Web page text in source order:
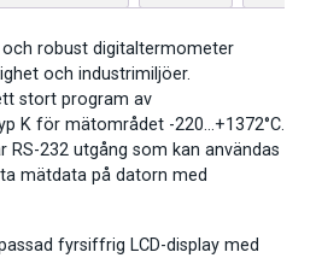
och robust digitaltermometer
och industrimiljöer.
stort program av
K för mätområdet -220…+1372°C.
RS-232 utgång som kan användas
mätdata på datorn med
fyrsiffrig LCD-display med